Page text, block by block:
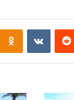
‏VKontakte